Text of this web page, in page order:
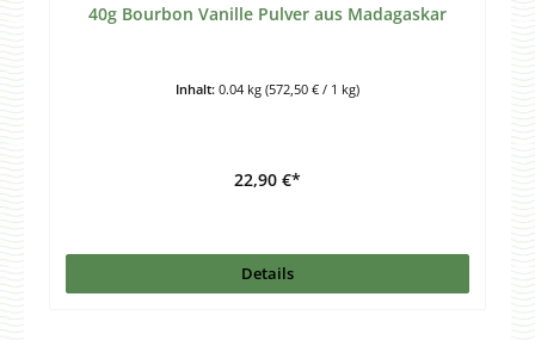
40g Bourbon Vanille Pulver aus Madagaskar
Inhalt: 0.04 kg (572,50 € / 1 kg)
22,90 €*
Details